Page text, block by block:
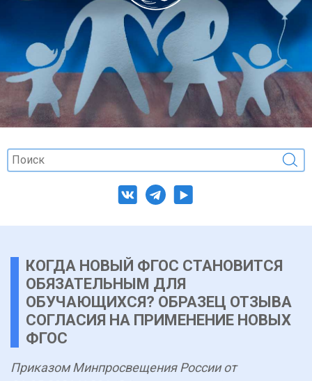
КОГДА НОВЫЙ ФГОС СТАНОВИТСЯ
ОБЯЗАТЕЛЬНЫМ ДЛЯ
ОБУЧАЮЩИХСЯ? ОБРАЗЕЦ ОТЗЫВА
СОГЛАСИЯ НА ПРИМЕНЕНИЕ НОВЫХ
ФГОС
Приказом Минпросвещения России от